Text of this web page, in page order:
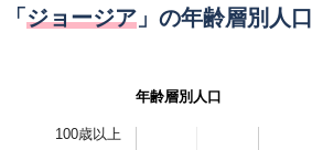
「ジョージア」の年齢層別人口
年齢層別人口
100歳以上